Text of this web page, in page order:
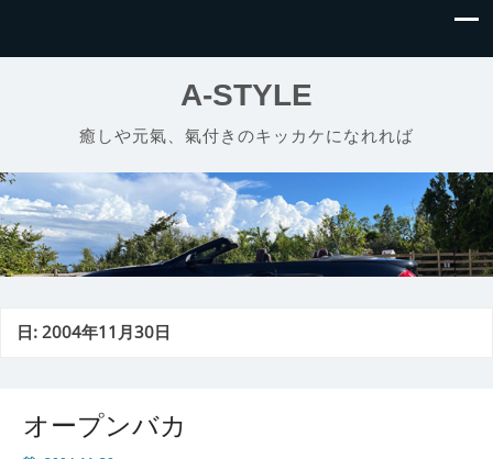
A-STYLE
癒しや元氣、氣付きのキッカケになれれば
日:2004年11月30日
オープンバカ